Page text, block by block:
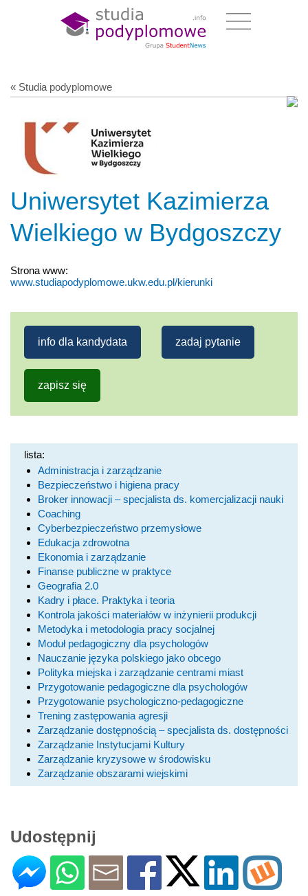
« Studia podyplomowe
Uniwersytet Kazimierza
Wielkiego w Bydgoszczy
Strona www:
www.studiapodyplomowe.ukw.edu.pl/kierunki
info dla kandydata zadaj pytanie
zapisz się
lista:
Administracja i zarządzanie
Bezpieczeństwo i higiena pracy
Broker innowacji – specjalista ds. komercjalizacji nauki
Coaching
Cyberbezpieczeństwo przemysłowe
Edukacja zdrowotna
Ekonomia i zarządzanie
Finanse publiczne w praktyce
Geografia 2.0
Kadry i płace. Praktyka i teoria
Kontrola jakości materiałów w inżynierii produkcji
Metodyka i metodologia pracy socjalnej
Moduł pedagogiczny dla psychologów
Nauczanie języka polskiego jako obcego
Polityka miejska i zarządzanie centrami miast
Przygotowanie pedagogiczne dla psychologów
Przygotowanie psychologiczno-pedagogiczne
Trening zastępowania agresji
Zarządzanie dostępnością – specjalista ds. dostępności
Zarządzanie Instytucjami Kultury
Zarządzanie kryzysowe w środowisku
Zarządzanie obszarami wiejskimi
Udostępnij